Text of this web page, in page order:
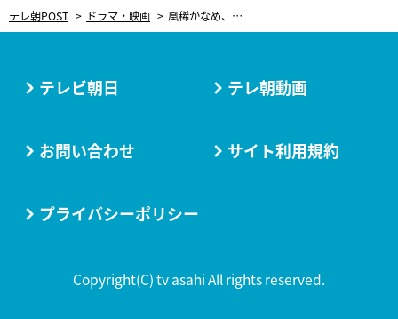
テレ朝POST ドラマ・映画 凰稀かなめ、夢にまで見た『ドクターX』に参戦！台本渡され「飛び上がりました」
テレビ朝日 テレ朝動画
お問い合わせ サイト利用規約
プライバシーポリシー
Copyright(C) tv asahi All rights reserved.